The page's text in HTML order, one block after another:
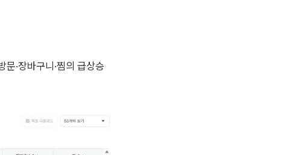
·장바구니·찜의 급상승